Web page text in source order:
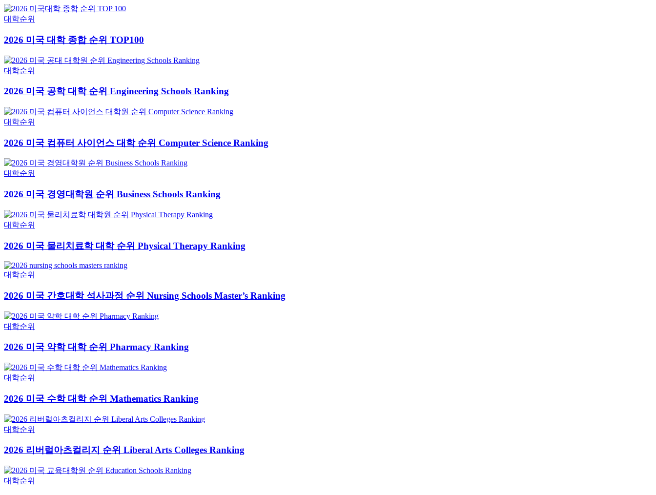
대학순위
2026 미국 대학 종합 순위 TOP100
대학순위
2026 미국 공학 대학 순위 Engineering Schools Ranking
대학순위
2026 미국 컴퓨터 사이언스 대학 순위 Computer Science Ranking
대학순위
2026 미국 경영대학원 순위 Business Schools Ranking
대학순위
2026 미국 물리치료학 대학 순위 Physical Therapy Ranking
대학순위
2026 미국 간호대학 석사과정 순위 Nursing Schools Master’s Ranking
대학순위
2026 미국 약학 대학 순위 Pharmacy Ranking
대학순위
2026 미국 수학 대학 순위 Mathematics Ranking
대학순위
2026 리버럴아츠컬리지 순위 Liberal Arts Colleges Ranking
대학순위